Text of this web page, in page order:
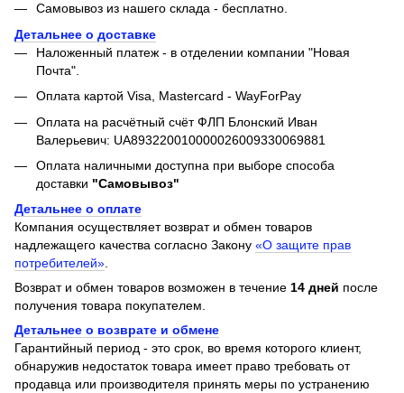
Самовывоз из нашего склада - бесплатно.
Детальнее о доставке
Наложенный платеж - в отделении компании "Новая
Почта".
Оплата картой Visa, Mastercard - WayForPay
Оплата на расчётный счёт ФЛП Блонский Иван
Валерьевич: UA893220010000026009330069881
Оплата наличными доступна при выборе способа
доставки "Самовывоз"
Детальнее о оплате
Компания осуществляет возврат и обмен товаров
надлежащего качества согласно Закону «О защите прав
потребителей».
Возврат и обмен товаров возможен в течение 14 дней после
получения товара покупателем.
Детальнее о возврате и обмене
Гарантийный период - это срок, во время которого клиент,
обнаружив недостаток товара имеет право требовать от
продавца или производителя принять меры по устранению